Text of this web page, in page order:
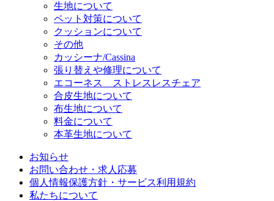
生地について
ペット対策について
クッションについて
その他
カッシーナ/Cassina
張り替えや修理について
エコーネス ストレスレスチェア
合皮生地について
布生地について
料金について
本革生地について
お知らせ
お問い合わせ・求人応募
個人情報保護方針・サービス利用規約
私たちについて